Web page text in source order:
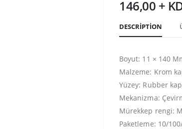
146,00 +
DESCRIPTION
Boyut: 11 × 140
Malzeme: Krom
Yüzey: Rubber
Mekanizma:
Mürekkep rengi:
Paketleme: 10/